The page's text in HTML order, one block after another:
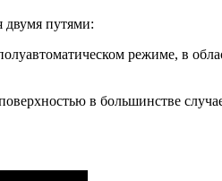
двумя путями:
режиме, в
в большинстве